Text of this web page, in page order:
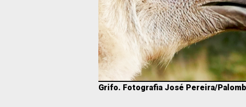
Grifo. Fotografia José Pereira/